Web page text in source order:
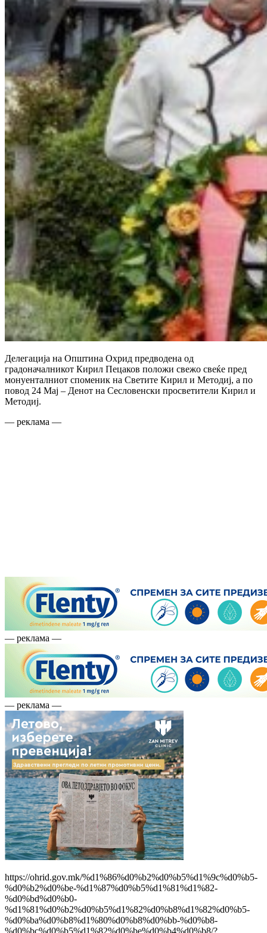
Делегација на Општина Охрид предводена од
градоначалникот Кирил Пецаков положи свежо свеќе пред
монуенталниот споменик на Светите Кирил и Методиј, а по
повод 24 Мај – Денот на Сесловенски просветители Кирил и
Методиј.
— реклама —
— реклама —
— реклама —
https://ohrid.gov.mk/%d1%86%d0%b2%d0%b5%d1%9c%d0%b5-
%d0%b2%d0%be-%d1%87%d0%b5%d1%81%d1%82-
%d0%bd%d0%b0-
%d1%81%d0%b2%d0%b5%d1%82%d0%b8%d1%82%d0%b5-
%d0%ba%d0%b8%d1%80%d0%b8%d0%bb-%d0%b8-
%d0%bc%d0%b5%d1%82%d0%be%d0%b4%d0%b8/?